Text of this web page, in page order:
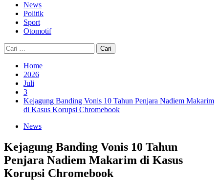
News
Politik
Sport
Otomotif
Cari
untuk:
Home
2026
Juli
3
Kejagung Banding Vonis 10 Tahun Penjara Nadiem Makarim
di Kasus Korupsi Chromebook
News
Kejagung Banding Vonis 10 Tahun
Penjara Nadiem Makarim di Kasus
Korupsi Chromebook